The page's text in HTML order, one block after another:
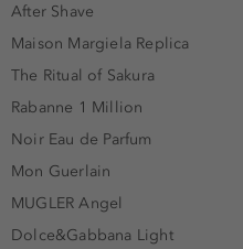
After Shave
Maison Margiela Replica
The Ritual of Sakura
Rabanne 1 Million
Noir Eau de Parfum
Mon Guerlain
MUGLER Angel
Dolce&Gabbana Light